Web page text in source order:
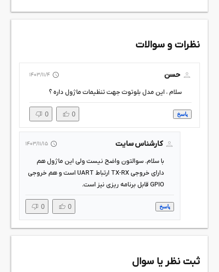
نظرات و سوالات
حسن 1403/11/4
سلام ، این مدل بلوتوث جهت تنظیمات ماژول داره ؟
پاسخ 0
0
کارشناس سایت 1403/11/15
با سلام. سوالتون واضح نیست ولی این ماژول هم
دارای خروجی TX-RX ارتباط UART است و هم خروجی
GPIO قابل برنامه ریزی نیز است.
پاسخ 0
0
ثبت نظر یا سوال